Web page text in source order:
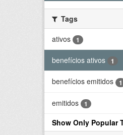
Tags
ativos
1
benefícios ativos 1
benefícios emitidos 1
emitidos 1
Show Only Popular